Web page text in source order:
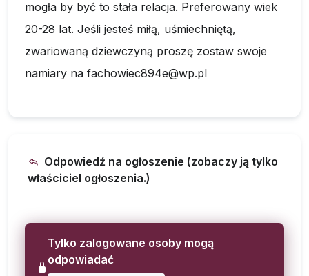
mogła by być to stała relacja. Preferowany wiek
20-28 lat. Jeśli jesteś miłą, uśmiechniętą,
zwariowaną dziewczyną proszę zostaw swoje
namiary na fachowiec894e@wp.pl
Odpowiedź na ogłoszenie (zobaczy ją tylko
właściciel ogłoszenia.)
Tylko zalogowane osoby mogą
odpowiadać